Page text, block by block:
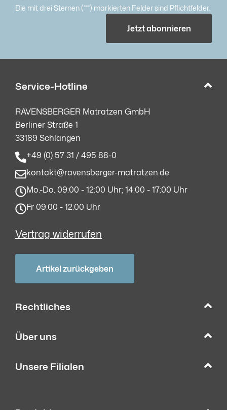
Die mit drei Sternen (***) markierten Felder sind Pflichtfelder.
Jetzt abonnieren
Service-Hotline
RAVENSBERGER Matratzen GmbH
Berliner Straße 1
33189 Schlangen
+49 (0) 57 31 / 495 88-0
kontakt@ravensberger-matratzen.de
Mo.-Do. 09:00 - 12:00 Uhr; 14:00 - 17:00 Uhr
Fr 09:00 - 12:00 Uhr
Vertrag widerrufen
Artikel zurückgeben
Rechtliches
Über uns
Unsere Filialen